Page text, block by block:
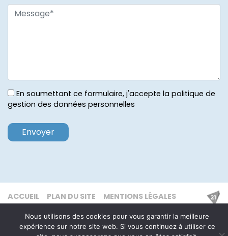
En soumettant ce formulaire, j'accepte la politique de
gestion des données personnelles
ACCUEIL PLAN DU SITE MENTIONS LÉGALES
Nous utilisons des cookies pour vous garantir la meilleure
expérience sur notre site web. Si vous continuez à utiliser ce